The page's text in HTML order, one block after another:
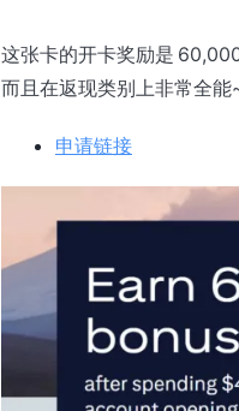
这张卡的开卡奖励是
而且在返现类别上非常全能
申请链接